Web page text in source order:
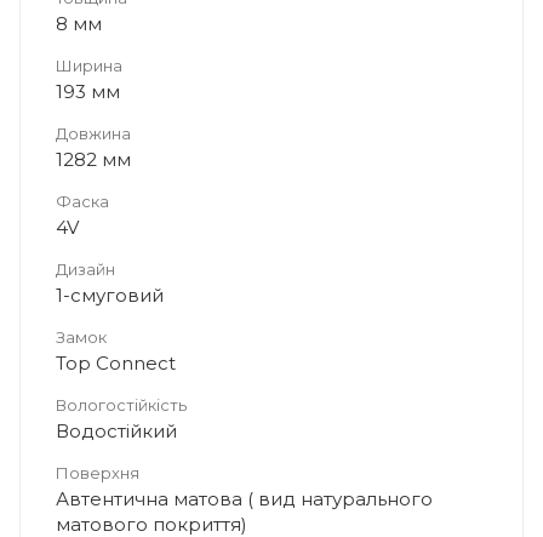
8 мм
Ширина
193 мм
Довжина
1282 мм
Фаска
4V
Дизайн
1-смуговий
Замок
Top Connect
Вологостійкість
Водостійкий
Поверхня
Автентична матова ( вид натурального
матового покриття)